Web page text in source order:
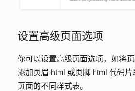
设置高级页面选项
你可以设置高级页面选项，如将页
添加页眉 html 或页脚 html 代码
页面的不同样式表。